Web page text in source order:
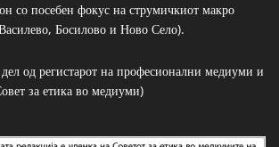
со посебен фокус на струмичкиот макро
Босилово и Ново Село).
од регистарот на професионални медиуми и
за етика во медиуми)